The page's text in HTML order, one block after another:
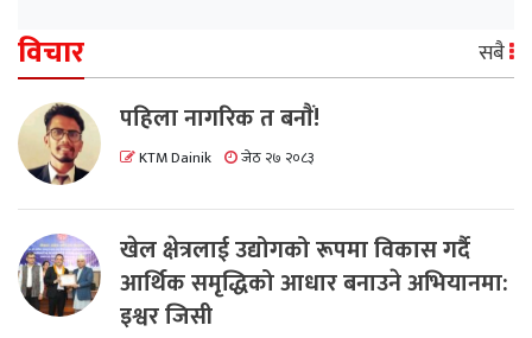
विचार सबै
पहिला नागरिक त बनाैं!
KTM Dainik जेठ २७ २०८३
खेल क्षेत्रलाई उद्योगको रूपमा विकास गर्दै
आर्थिक समृद्धिको आधार बनाउने अभियानमा:
इश्वर जिसी